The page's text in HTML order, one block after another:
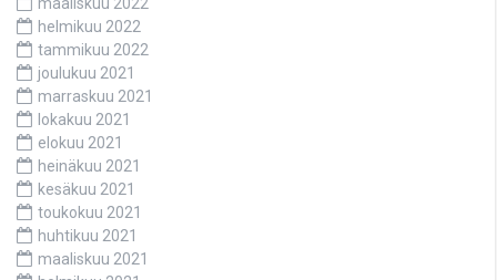
maaliskuu 2022
helmikuu 2022
tammikuu 2022
joulukuu 2021
marraskuu 2021
lokakuu 2021
elokuu 2021
heinäkuu 2021
kesäkuu 2021
toukokuu 2021
huhtikuu 2021
maaliskuu 2021